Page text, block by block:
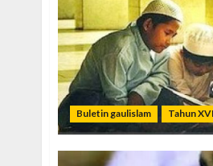
Buletin gaulislam Tahun